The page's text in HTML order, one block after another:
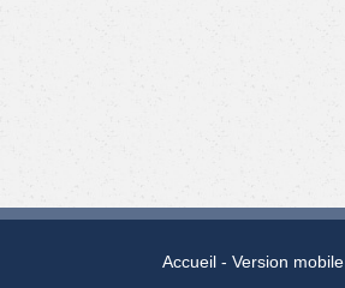
Accueil Version mobile